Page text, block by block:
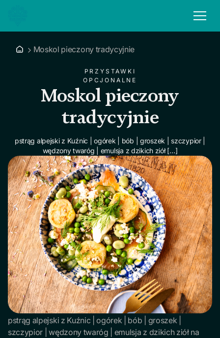
Moskol pieczony tradycyjnie
PRZYSTAWKI
OPCJONALNE
Moskol pieczony
tradycyjnie
pstrąg alpejski z Kuźnic | ogórek | bób | groszek | szczypior |
wędzony twaróg | emulsja z dzikich ziół […]
pstrąg alpejski z Kuźnic | ogórek | bób | groszek |
szczypior | wędzony twaróg | emulsja z dzikich ziół na